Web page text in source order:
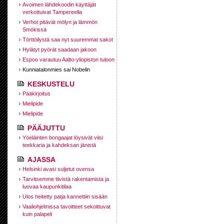
Avoimen lähdekoodin käyttäjät
verkottuivat Tampereella
Verhot pitävät mölyn ja lämmön
Smökissä
Törttöilystä saa nyt suuremmat sakot
Hylätyt pyörät saadaan jakoon
Espoo varautuu Aalto-yliopiston tuloon
Kunniatalonmies sai Nobelin
KESKUSTELU
Pääkirjoitus
Mielipide
Mielipide
PÄÄJUTTU
Yöeläinten bongaajat löysivät viisi
teekkaria ja kahdeksan jänistä
AJASSA
Helsinki avasi suljetut ovensa
Tarvitsemme tiivistä rakentamista ja
luovaa kaupunkitilaa
Ulos heitetty patja kannettiin sisään
Vaaliohjelmissa tavoitteet sekoittuvat
kuin palapeli